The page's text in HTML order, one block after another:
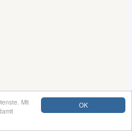
OK
Mit